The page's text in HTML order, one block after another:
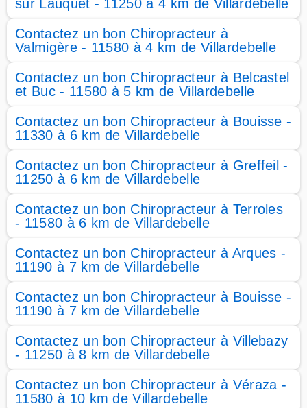
sur Lauquet - 11250 à 4 km de Villardebelle
Contactez un bon Chiropracteur à
Valmigère - 11580 à 4 km de Villardebelle
Contactez un bon Chiropracteur à Belcastel
et Buc - 11580 à 5 km de Villardebelle
Contactez un bon Chiropracteur à Bouisse -
11330 à 6 km de Villardebelle
Contactez un bon Chiropracteur à Greffeil -
11250 à 6 km de Villardebelle
Contactez un bon Chiropracteur à Terroles
- 11580 à 6 km de Villardebelle
Contactez un bon Chiropracteur à Arques -
11190 à 7 km de Villardebelle
Contactez un bon Chiropracteur à Bouisse -
11190 à 7 km de Villardebelle
Contactez un bon Chiropracteur à Villebazy
- 11250 à 8 km de Villardebelle
Contactez un bon Chiropracteur à Véraza -
11580 à 10 km de Villardebelle